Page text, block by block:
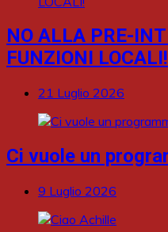
NO ALLA PRE-
FUNZIONI LOCALI!
21 Luglio 2026
Ci vuole un
9 Luglio 2026